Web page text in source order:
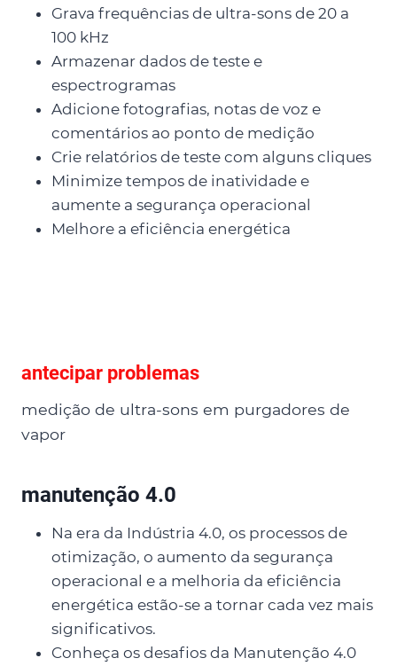
Grava frequências de ultra-sons de 20 a
100 kHz
Armazenar dados de teste e
espectrogramas
Adicione fotografias, notas de voz e
comentários ao ponto de medição
Crie relatórios de teste com alguns cliques
Minimize tempos de inatividade e
aumente a segurança operacional
Melhore a eficiência energética
antecipar problemas
medição de ultra-sons em purgadores de
vapor
manutenção 4.0
Na era da Indústria 4.0, os processos de
otimização, o aumento da segurança
operacional e a melhoria da eficiência
energética estão-se a tornar cada vez mais
significativos.
Conheça os desafios da Manutenção 4.0